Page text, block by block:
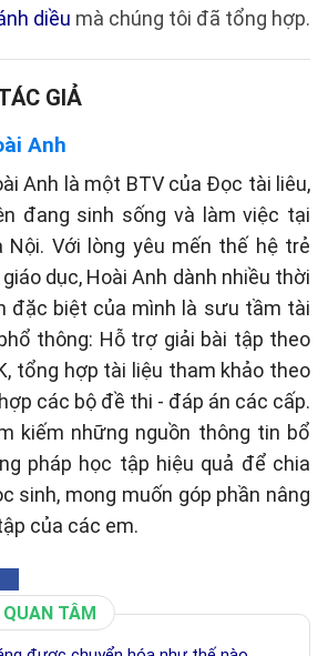
diều mà chúng tôi đã tổng hợp.
GIẢ
Anh
Anh là một BTV của Đọc tài liêu,
đang sinh sống và làm việc tại
Nội. Với lòng yêu mến thế hệ trẻ
dục, Hoài Anh dành nhiều thời
đặc biệt của mình là sưu tầm tài
thông: Hỗ trợ giải bài tập theo
tổng hợp tài liệu tham khảo theo
các bộ đề thi - đáp án các cấp.
kiếm những nguồn thông tin bổ
pháp học tập hiệu quả để chia
sinh, mong muốn góp phần nâng
của các em.
QUAN TÂM